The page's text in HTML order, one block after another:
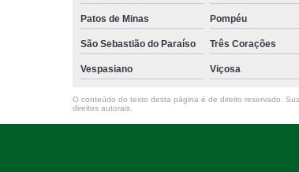
Patos de Minas Pompéu
São Sebastião do Paraíso Três Corações
Vespasiano Viçosa
O conteúdo do texto desta página é de direito reservado.
direitos autorais